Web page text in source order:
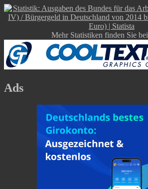
Mehr Statistiken finden Sie bei
Ads